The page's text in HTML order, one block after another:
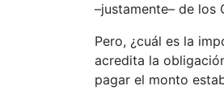
–justamente– de los
Pero, ¿cuál es la
acredita la
pagar el monto